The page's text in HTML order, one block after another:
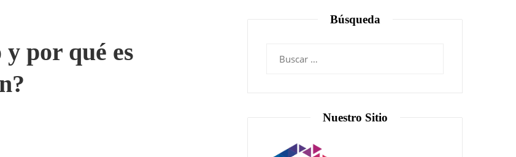
por qué es
Búsqueda
Nuestro Sitio